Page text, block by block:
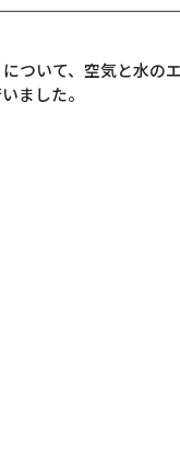
ついて、空気と水の
ました。